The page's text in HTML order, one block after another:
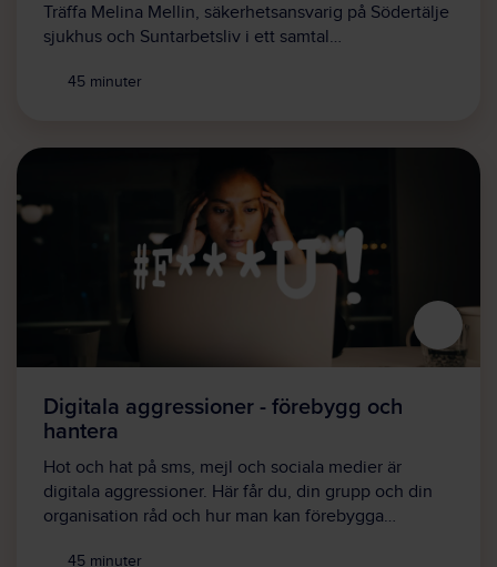
Träffa Melina Mellin, säkerhetsansvarig på Södertälje
sjukhus och Suntarbetsliv i ett samtal…
45 minuter
Digitala aggressioner - förebygg och
hantera
Hot och hat på sms, mejl och sociala medier är
digitala aggressioner. Här får du, din grupp och din
organisation råd och hur man kan förebygga…
45 minuter